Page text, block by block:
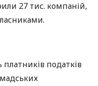
27 тис. компаній,
платників податків